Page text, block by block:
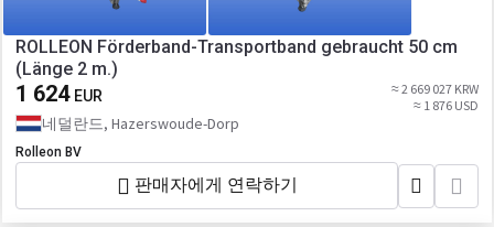
ROLLEON Förderband-Transportband gebraucht 50 cm
(Länge 2 m.)
1 624 EUR
≈ 2 669 027 KRW
≈ 1 876 USD
네덜란드, Hazerswoude-Dorp
Rolleon BV
판매자에게 연락하기